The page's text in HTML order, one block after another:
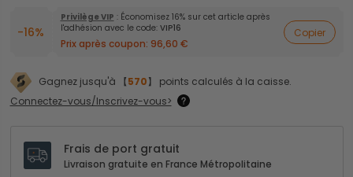
-16%
Privilège VIP : Économisez 16% sur cet article après
l'adhésion avec le code: VIP16
Prix après coupon: 96,60 €
Copier
Gagnez jusqu'à 【570】 points calculés à la caisse.
Connectez-vous/Inscrivez-vous>
Frais de port gratuit
Livraison gratuite en France Métropolitaine